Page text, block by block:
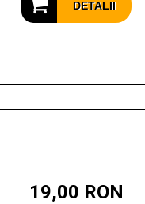
DETALII
19,00 RON